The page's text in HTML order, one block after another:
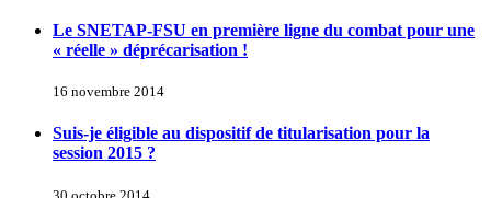
Le SNETAP-FSU en première ligne du combat pour une
« réelle » déprécarisation !
16 novembre 2014
Suis-je éligible au dispositif de titularisation pour la
session 2015 ?
30 octobre 2014